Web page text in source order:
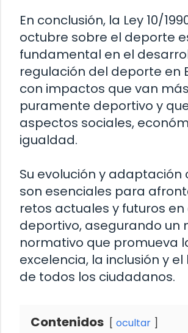
En conclusión, la Ley 10/
octubre sobre el deporte
fundamental en el
regulación del deporte en
con impactos que van
puramente deportivo y
aspectos sociales,
igualdad.
Su evolución y adaptación
son esenciales para
retos actuales y futuros
deportivo, asegurando un
normativo que promueva
excelencia, la inclusión y
de todos los ciudadanos.
Contenidos ocultar